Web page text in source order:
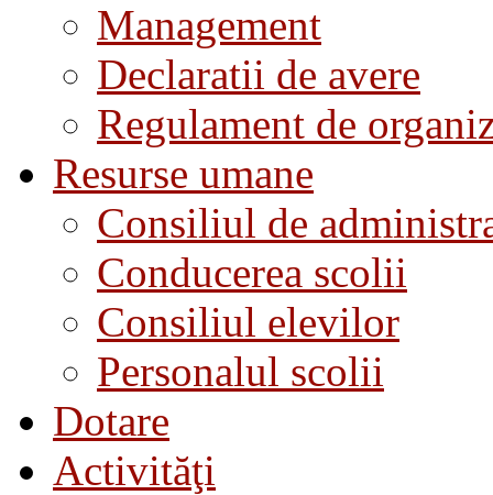
Management
Declaratii de avere
Regulament de
Resurse umane
Consiliul de
Conducerea scolii
Consiliul elevilor
Personalul scolii
Dotare
Activităţi